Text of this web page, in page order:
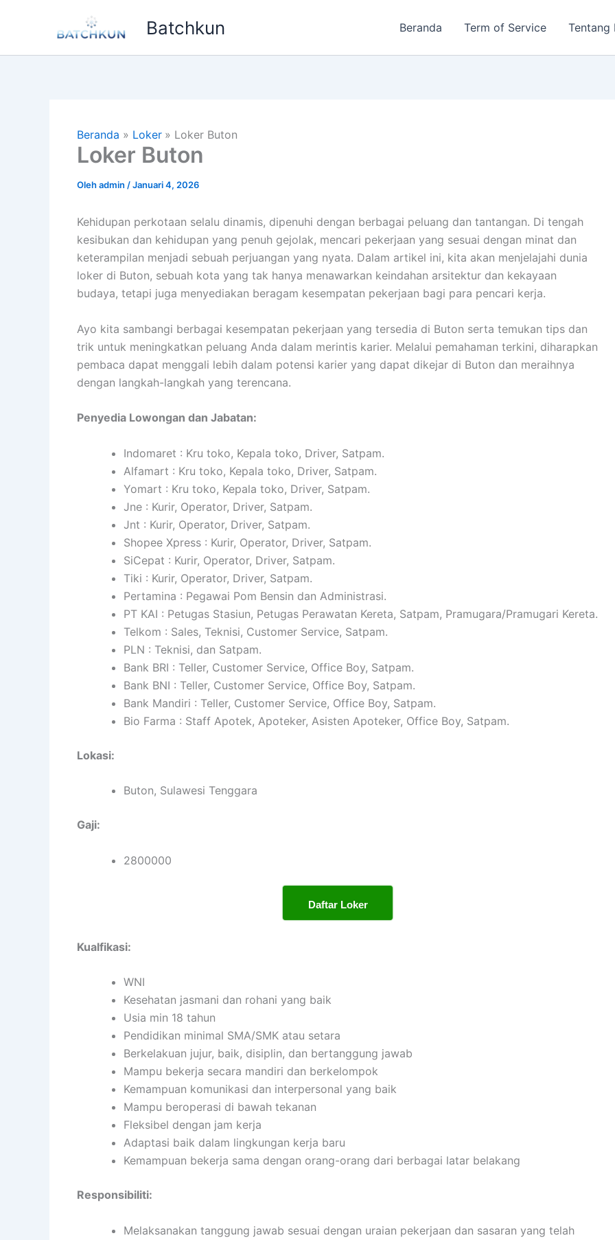
Batchkun Beranda Term of Service Tentang
Beranda Loker Loker Buton
Loker Buton
Olehadmin /Januari 4, 2026
Kehidupan perkotaan selalu dinamis, dipenuhi dengan berbagai peluang dan tantangan. Di tengah
kesibukan dan kehidupan yang penuh gejolak, mencari pekerjaan yang sesuai dengan minat dan
keterampilan menjadi sebuah perjuangan yang nyata. Dalam artikel ini, kita akan menjelajahi dunia
loker di Buton, sebuah kota yang tak hanya menawarkan keindahan arsitektur dan kekayaan
budaya, tetapi juga menyediakan beragam kesempatan pekerjaan bagi para pencari kerja.
Ayo kita sambangi berbagai kesempatan pekerjaan yang tersedia di Buton serta temukan tips dan
trik untuk meningkatkan peluang Anda dalam merintis karier. Melalui pemahaman terkini, diharapkan
pembaca dapat menggali lebih dalam potensi karier yang dapat dikejar di Buton dan meraihnya
dengan langkah-langkah yang terencana.
Penyedia Lowongan dan Jabatan:
Indomaret : Kru toko, Kepala toko, Driver, Satpam.
Alfamart : Kru toko, Kepala toko, Driver, Satpam.
Yomart : Kru toko, Kepala toko, Driver, Satpam.
Jne : Kurir, Operator, Driver, Satpam.
Jnt : Kurir, Operator, Driver, Satpam.
Shopee Xpress : Kurir, Operator, Driver, Satpam.
SiCepat : Kurir, Operator, Driver, Satpam.
Tiki : Kurir, Operator, Driver, Satpam.
Pertamina : Pegawai Pom Bensin dan Administrasi.
PT KAI : Petugas Stasiun, Petugas Perawatan Kereta, Satpam, Pramugara/Pramugari Kereta.
Telkom : Sales, Teknisi, Customer Service, Satpam.
PLN : Teknisi, dan Satpam.
Bank BRI : Teller, Customer Service, Office Boy, Satpam.
Bank BNI : Teller, Customer Service, Office Boy, Satpam.
Bank Mandiri : Teller, Customer Service, Office Boy, Satpam.
Bio Farma : Staff Apotek, Apoteker, Asisten Apoteker, Office Boy, Satpam.
Lokasi:
Buton, Sulawesi Tenggara
Gaji:
2800000
Daftar Loker
Kualfikasi:
WNI
Kesehatan jasmani dan rohani yang baik
Usia min 18 tahun
Pendidikan minimal SMA/SMK atau setara
Berkelakuan jujur, baik, disiplin, dan bertanggung jawab
Mampu bekerja secara mandiri dan berkelompok
Kemampuan komunikasi dan interpersonal yang baik
Mampu beroperasi di bawah tekanan
Fleksibel dengan jam kerja
Adaptasi baik dalam lingkungan kerja baru
Kemampuan bekerja sama dengan orang-orang dari berbagai latar belakang
Responsibiliti:
Melaksanakan tanggung jawab sesuai dengan uraian pekerjaan dan sasaran yang telah